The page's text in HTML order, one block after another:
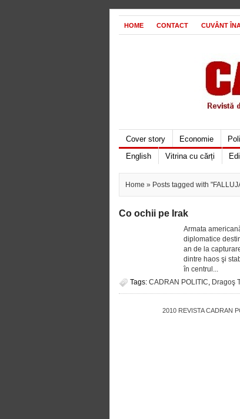
HOME CONTACT CUVÂNT
Cover story Economie
English
Vitrina cu cărți
Home » Posts tagged with
Co ochii pe Irak
Armata
diplomatice
an de la
dintre haos şi
în centrul...
Tags: CADRAN POLITIC, Dragoş
2010 REVISTA CADRAN